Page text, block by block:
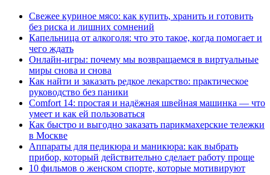
Свежее куриное мясо: как купить, хранить и готовить
без риска и лишних сомнений
Капельница от алкоголя: что это такое, когда помогает и
чего ждать
Онлайн-игры: почему мы возвращаемся в виртуальные
миры снова и снова
Как найти и заказать редкое лекарство: практическое
руководство без паники
Comfort 14: простая и надёжная швейная машинка — что
умеет и как ей пользоваться
Как быстро и выгодно заказать парикмахерские тележки
в Москве
Аппараты для педикюра и маникюра: как выбрать
прибор, который действительно сделает работу проще
10 фильмов о женском спорте, которые мотивируют